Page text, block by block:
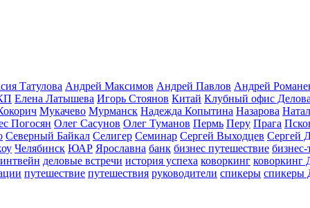
Татулова Андрей Максимов Андрей Павлов Андрей
Елена Латышева Игорь Стоянов Китай Клубный офис
Мукачево Мурманск Надежда Копытина Назарова
Погосян Олег Сасунов Олег Туманов Пермь Перу Прага
Северный Байкал Селигер Семинар Сергей Выходцев Сергей
Челябинск ЮАР Ярославна банк бизнес путешествие бизнес-
деловые встречи история успеха коворкинг коворкинг
путешествие путешествия руководители спикеры спикеры